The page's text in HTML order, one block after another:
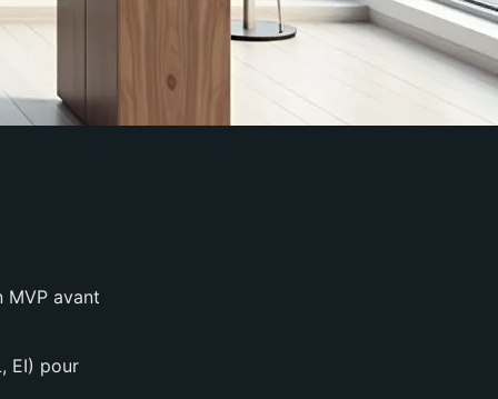
MVP avant
EI) pour